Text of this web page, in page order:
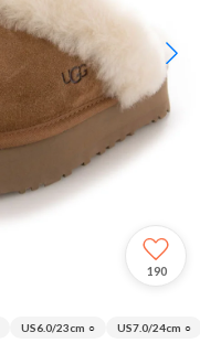
190
US6.0/23cm ○ US7.0/24cm ○